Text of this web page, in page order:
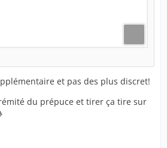
et pas des plus discret!
du prépuce et tirer ça tire sur